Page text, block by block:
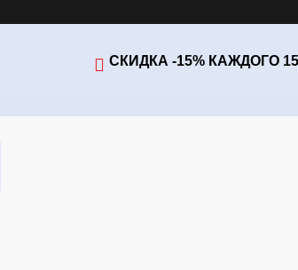
СКИДКА -15% КАЖДОГО